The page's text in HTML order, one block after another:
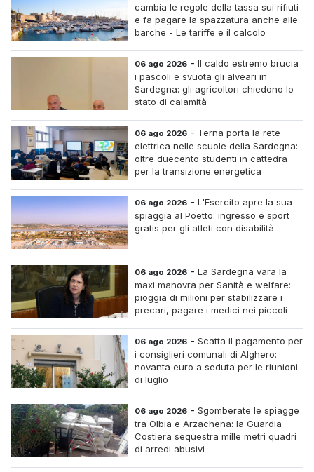
cambia le regole della tassa sui rifiuti
e fa pagare la spazzatura anche alle
barche - Le tariffe e il calcolo
06 ago 2026 -Il caldo estremo brucia
i pascoli e svuota gli alveari in
Sardegna: gli agricoltori chiedono lo
stato di calamità
06 ago 2026 - Terna porta la rete
elettrica nelle scuole della Sardegna:
oltre duecento studenti in cattedra
per la transizione energetica
06 ago 2026 -L'Esercito apre la sua
spiaggia al Poetto: ingresso e sport
gratis per gli atleti con disabilità
06 ago 2026 -La Sardegna vara la
maxi manovra per Sanità e welfare:
pioggia di milioni per stabilizzare i
precari, pagare i medici nei piccoli
06 ago 2026 -Scatta il pagamento per
i consiglieri comunali di Alghero:
novanta euro a seduta per le riunioni
di luglio
06 ago 2026 -Sgomberate le spiagge
tra Olbia e Arzachena: la Guardia
Costiera sequestra mille metri quadri
di arredi abusivi